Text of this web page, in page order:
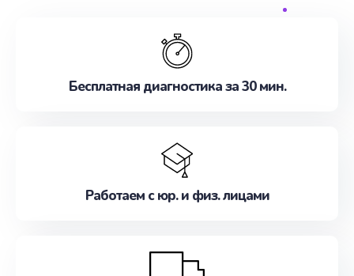
наилучшим образом. Не медлите записаться на
Бесплатная диагностика за 30 мин.
Работаем с юр. и физ. лицами